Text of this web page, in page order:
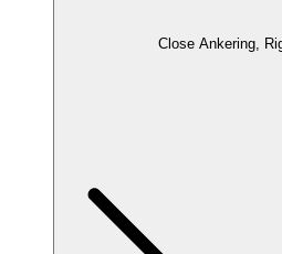
Close Ankering,